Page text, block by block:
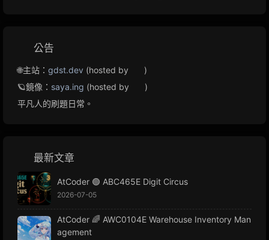
公告
🌐主站： gdst.dev (hosted by
)
🪐鏡像： saya.ing (hosted by
)
平凡人的刷題日常。
最新文章
AtCoder 🟢 ABC465E Digit Circus
2026-07-05
AtCoder 🌈 AWC0104E Warehouse Inventory Man
agement